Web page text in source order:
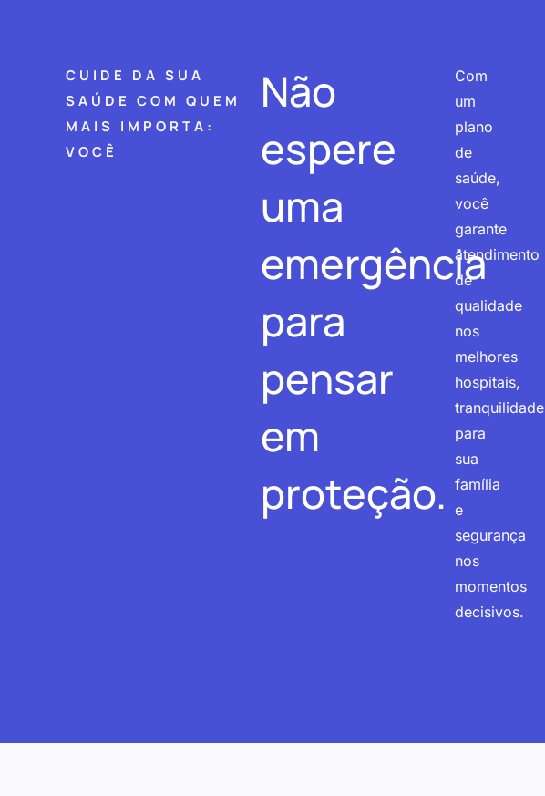
CUIDE DA SUA
SAÚDE COM QUEM
MAIS IMPORTA:
VOCÊ
Não
espere
uma
emergência
para
pensar
em
proteção.
Com
um
plano
de
saúde,
você
garante
atendimento
de
qualidade
nos
melhores
hospitais,
tranquilidade
para
sua
família
e
segurança
nos
momentos
decisivos.